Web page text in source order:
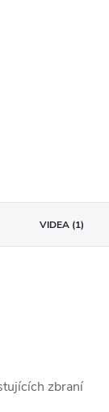
VIDEA (1)
zbraní